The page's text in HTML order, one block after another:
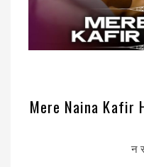
Mere Naina Kafir
न